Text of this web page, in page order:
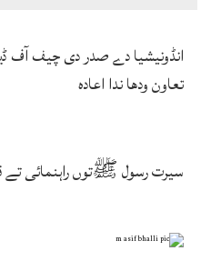
انڈونیشیا دے صدر دی چیف آف
تعاون ودھا ندا اعادہ
سیرت رسول ﷺتوں راہنمائی تے